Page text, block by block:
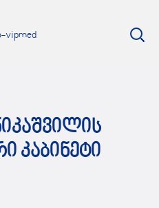
Კაბინეტი